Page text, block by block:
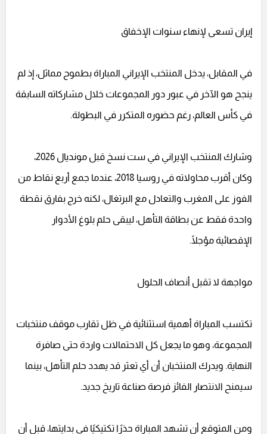
إيران تسعى لإنهاء سنوات الإخفاق
في المقابل، يدخل المنتخب الإيراني المباراة بطموح مماثل، إذ لم
ينجح هو الآخر في عبور دور المجموعات خلال مشاركاته السابقة
في كأس العالم، رغم حضوره المتكرر في البطولة.
وشارك المنتخب الإيراني في ست نسخ قبل مونديال 2026،
وكان أقرب محاولاته في روسيا 2018، عندما جمع أربع نقاط من
الفوز على المغرب والتعادل مع البرتغال، لكنه خرج بفارق نقطة
واحدة فقط عن بطاقة التأهل، ليبقى حلم بلوغ الأدوار
الإقصائية مؤجلًا.
مواجهة لا تقبل أنصاف الحلول
تكتسب المباراة أهمية استثنائية في ظل تقارب موقف منتخبات
المجموعة، وهو ما يجعل كل الاحتمالات واردة حتى صافرة
النهاية. ويدرك المنتخبان أن أي تعثر قد يهدد حلم التأهل، بينما
سيمنح الانتصار الفائز فرصة صناعة تاريخ جديد.
ومن المتوقع أن تشهد المباراة حذرًا تكتيكيًا في بدايتها، قبل أن